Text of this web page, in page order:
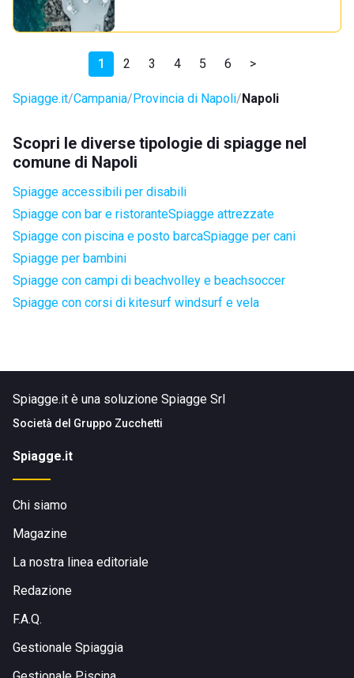
1 2 3 4 5 6 >
Spiagge.it Campania Provincia di Napoli Napoli
Scopri le diverse tipologie di spiagge nel
comune di Napoli
Spiagge accessibili per disabili
Spiagge con bar e ristoranteSpiagge attrezzate
Spiagge con piscina e posto barcaSpiagge per cani
Spiagge per bambini
Spiagge con campi di beachvolley e beachsoccer
Spiagge con corsi di kitesurf windsurf e vela
Spiagge.it è una soluzione Spiagge Srl
Società del Gruppo Zucchetti
Spiagge.it
Chi siamo
Magazine
La nostra linea editoriale
Redazione
F.A.Q.
Gestionale Spiaggia